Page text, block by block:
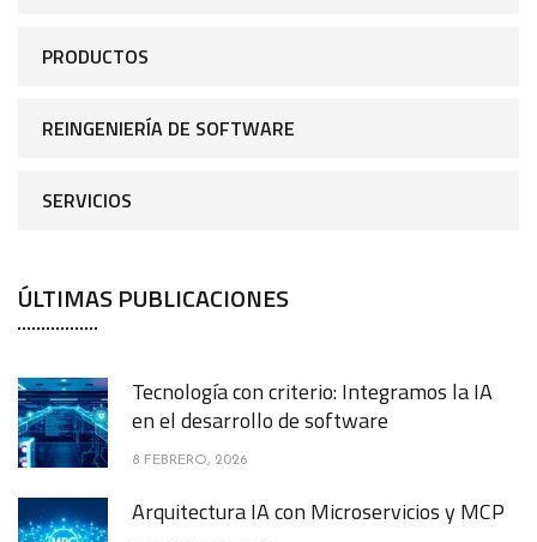
PRODUCTOS
REINGENIERÍA DE SOFTWARE
SERVICIOS
ÚLTIMAS PUBLICACIONES
Tecnología con criterio: Integramos la IA
en el desarrollo de software
8 FEBRERO, 2026
Arquitectura IA con Microservicios y MCP